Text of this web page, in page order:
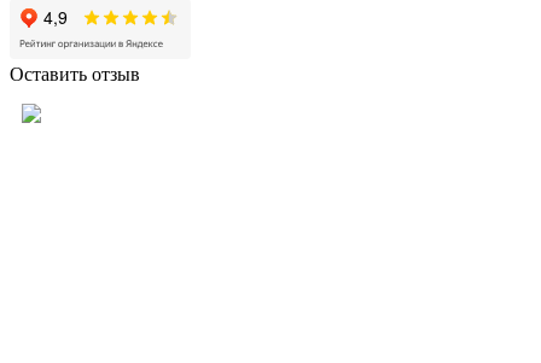
Оставить отзыв